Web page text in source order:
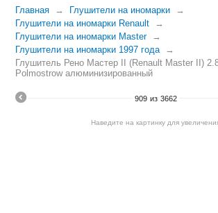
Главная
Глушители на иномарки
Глушители на иномарки Renault
Глушители на иномарки Master
Глушители на иномарки 1997 года
Глушитель Рено Мастер II (Renault Master II)
Polmostrow алюминизированный
909 из 3662
Наведите на картинку для